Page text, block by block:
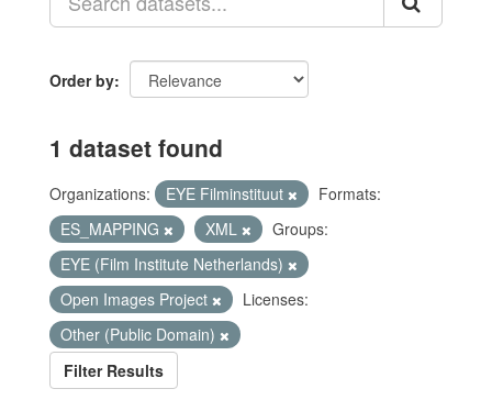
Order by
1 dataset found
Organizations: EYE Filminstituut
Formats:
ES_MAPPING
XML
Groups:
EYE (Film Institute Netherlands)
Open Images Project
Licenses:
Other (Public Domain)
Filter Results